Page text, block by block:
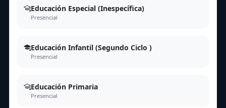
Educación Especial (Inespecífica)
Presencial
Educación Infantil (Segundo Ciclo )
Presencial
Educación Primaria
Presencial